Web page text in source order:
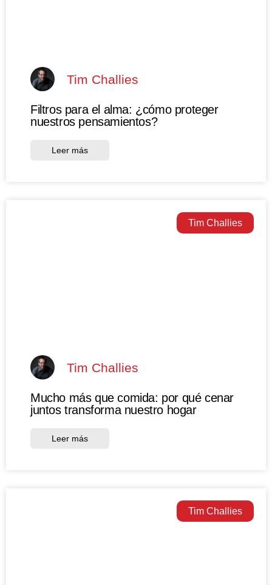
Tim Challies
Filtros para el alma: ¿cómo proteger
nuestros pensamientos?
Leer más
Tim Challies
Tim Challies
Mucho más que comida: por qué cenar
juntos transforma nuestro hogar
Leer más
Tim Challies